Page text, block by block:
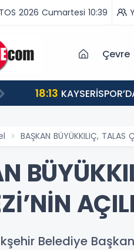
2026 Cumartesi 10:39
Çevre
18:13
BAŞKAN BÜYÜKKILIÇ, TALAS
Belediye